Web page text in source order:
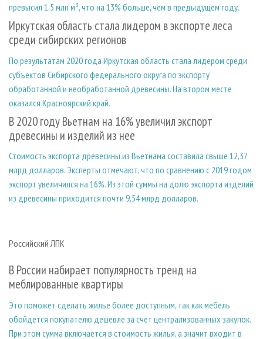
превысил 1,5 млн м³, что на 13% больше, чем в предыдущем году.
Иркутская область стала лидером в экспорте леса
среди сибирских регионов
По результатам 2020 года Иркутская область стала лидером среди
субъектов Сибирского федерального округа по экспорту
обработанной и необработанной древесины. На втором месте
оказался Красноярский край.
В 2020 году Вьетнам на 16% увеличил экспорт
древесины и изделий из нее
Стоимость экспорта древесины из Вьетнама составила свыше 12,37
млрд долларов. Эксперты отмечают, что по сравнению с 2019 годом
экспорт увеличился на 16%. Из этой суммы на долю экспорта изделий
из древесины приходится почти 9,54 млрд долларов.
Российский ЛПК
В России набирает популярность тренд на
меблированные квартиры
Это поможет сделать жилье более доступным, так как мебель
обойдется покупателю дешевле за счет централизованных закупок.
При этом сумма включается в стоимость жилья, а значит входит в